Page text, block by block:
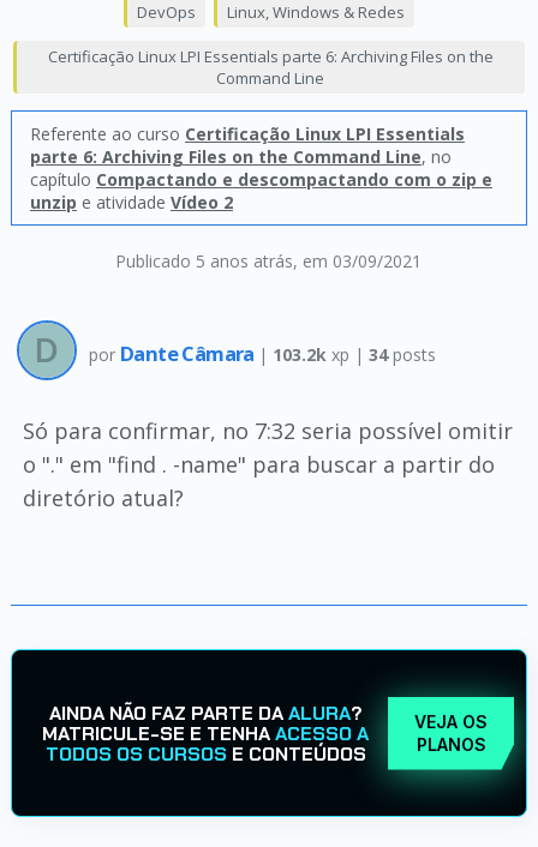
Publicado 5 anos atrás, em 03/09/2021
DevOps Linux, Windows & Redes
Certificação Linux LPI Essentials parte 6: Archiving Files on the
Command Line
Referente ao curso Certificação Linux LPI Essentials
parte 6: Archiving Files on the Command Line, no
capítulo Compactando e descompactando com o zip e
unzip e atividade Vídeo 2
por Dante Câmara | 103.2k xp |34posts
Só para confirmar, no 7:32 seria possível omitir
o "." em "find . -name" para buscar a partir do
diretório atual?
AINDA NÃO FAZ PARTE DAALURA?
MATRICULE-SE E TENHAACESSO A
TODOS OS CURSOS E CONTEÚDOS
VEJA OS
PLANOS